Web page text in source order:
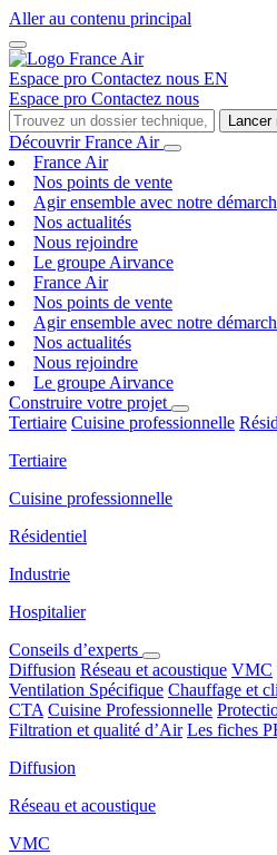
Aller au contenu principal
Espace pro Contactez nous EN
Espace pro Contactez nous
Lancer
Découvrir France Air
France Air
Nos points de vente
Agir ensemble avec notre
Nos actualités
Nous rejoindre
Le groupe Airvance
France Air
Nos points de vente
Agir ensemble avec notre
Nos actualités
Nous rejoindre
Le groupe Airvance
Construire votre projet
Tertiaire Cuisine professionnelle
Tertiaire
Cuisine professionnelle
Résidentiel
Industrie
Hospitalier
Conseils d’experts
Diffusion Réseau et acoustique VMC
Ventilation Spécifique Chauffage et
CTA Cuisine Professionnelle
Filtration et qualité d’Air Les fiches
Diffusion
Réseau et acoustique
VMC